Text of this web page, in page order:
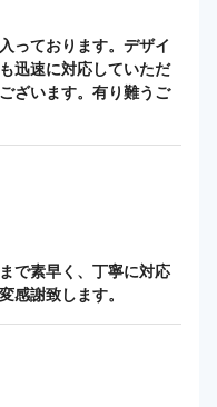
っております。デザイ
迅速に対応していただ
ざいます。有り難うご
で素早く、丁寧に対応
感謝致します。